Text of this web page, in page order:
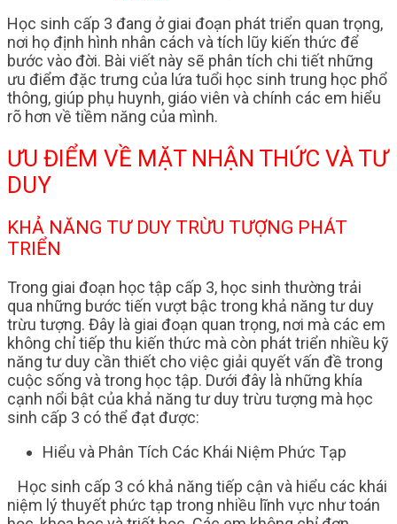
Học sinh cấp 3 đang ở giai đoạn phát triển quan trọng,
nơi họ định hình nhân cách và tích lũy kiến thức để
bước vào đời. Bài viết này sẽ phân tích chi tiết những
ưu điểm đặc trưng của lứa tuổi học sinh trung học phổ
thông, giúp phụ huynh, giáo viên và chính các em hiểu
rõ hơn về tiềm năng của mình.
ƯU ĐIỂM VỀ MẶT NHẬN THỨC VÀ TƯ
DUY
KHẢ NĂNG TƯ DUY TRỪU TƯỢNG PHÁT
TRIỂN
Trong giai đoạn học tập cấp 3, học sinh thường trải
qua những bước tiến vượt bậc trong khả năng tư duy
trừu tượng. Đây là giai đoạn quan trọng, nơi mà các em
không chỉ tiếp thu kiến thức mà còn phát triển nhiều kỹ
năng tư duy cần thiết cho việc giải quyết vấn đề trong
cuộc sống và trong học tập. Dưới đây là những khía
cạnh nổi bật của khả năng tư duy trừu tượng mà học
sinh cấp 3 có thể đạt được:
Hiểu và Phân Tích Các Khái Niệm Phức Tạp
Học sinh cấp 3 có khả năng tiếp cận và hiểu các khái
niệm lý thuyết phức tạp trong nhiều lĩnh vực như toán